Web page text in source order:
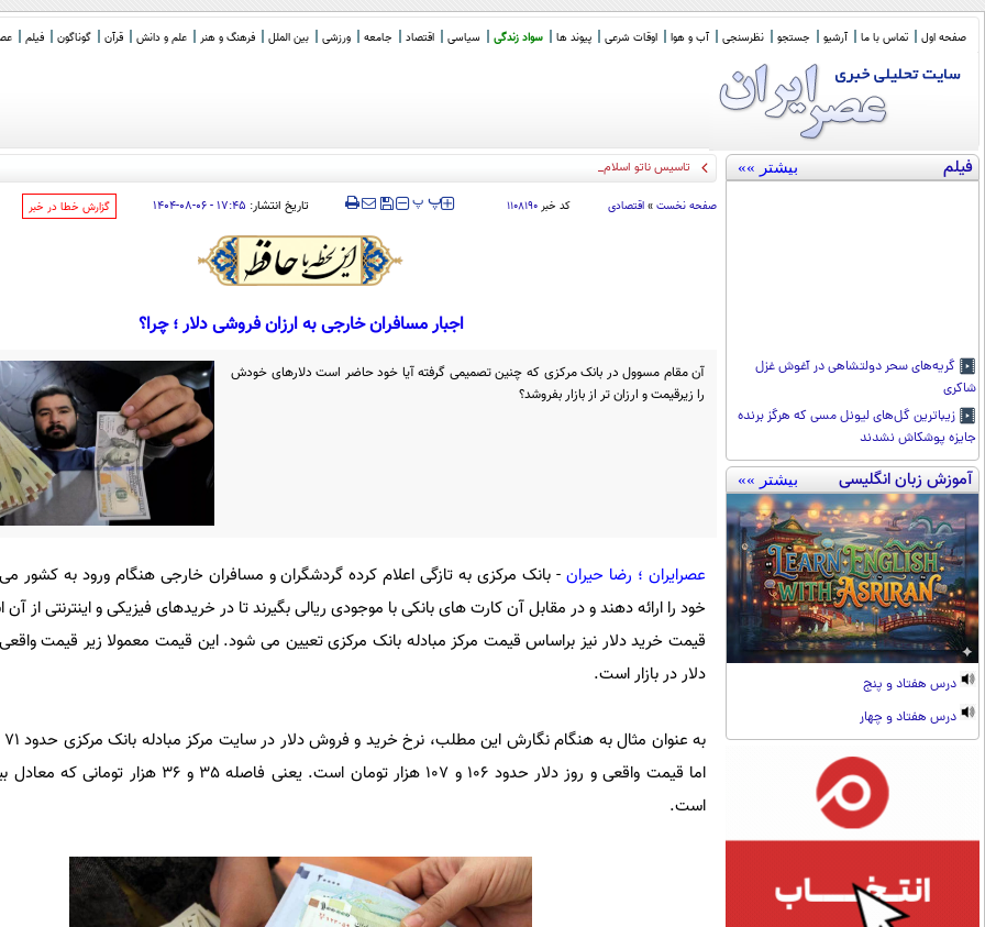
صفحه اول تماس با ما آرشیو جستجو نظرسنجی آب و هوا اوقات شرعی پیوند ها سواد زندگی سیاسی اقتصاد جامعه ورزشی بین الملل فرهنگ و هنر علم و دانش قرآن گوناگون فیلم
فیلم بیشتر »»
گریه‌های سحر دولتشاهی در آغوش غزل
شاکری
زیباترین گل‌های لیونل مسی که هرگز برنده
جایزه پوشکاش نشدند
آموزش زبان انگلیسی بیشتر »»
درس هفتاد و پنج
درس هفتاد و چهار
تاسیس ناتو اسلامی توسط عربستان سعودی،
صفحه نخست » اقتصادی کد خبر ۱۱۰۸۱۹۰ ‍‍‍ پ پ تاریخ انتشار: ۱۷:۴۵ - ۰۶-۰۸-۱۴۰۴ ‌گزارش خطا در خبر
اجبار مسافران خارجی به ارزان فروشی دلار ؛ چرا؟
آن مقام مسوول در بانک مرکزی که چنین تصمیمی گرفته آیا خود حاضر است دلارهای خودش
را زیرقیمت و ارزان تر از بازار بفروشد؟
عصرایران ؛ رضا حیران- بانک مرکزی به تازگی اعلام کرده گردشگران و مسافران خارجی هنگام ورود به کشور می
خود را ارائه دهند و در مقابل آن کارت های بانکی با موجودی ریالی بگیرند تا در خریدهای فیزیکی و اینترنتی از آن
قیمت خرید دلار نیز براساس قیمت مرکز مبادله بانک مرکزی تعیین می شود. این قیمت معمولا زیر قیمت
دلار در بازار است.
است.